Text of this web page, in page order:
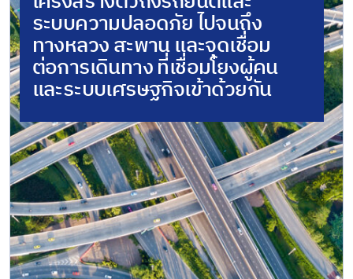
ระบบความปลอดภัย ไปจนถึง
ทางหลวง สะพาน และจุดเชื่อม
ต่อการเดินทาง ที่เชื่อมโยงผู้คน
และระบบเศรษฐกิจเข้าด้วยกัน